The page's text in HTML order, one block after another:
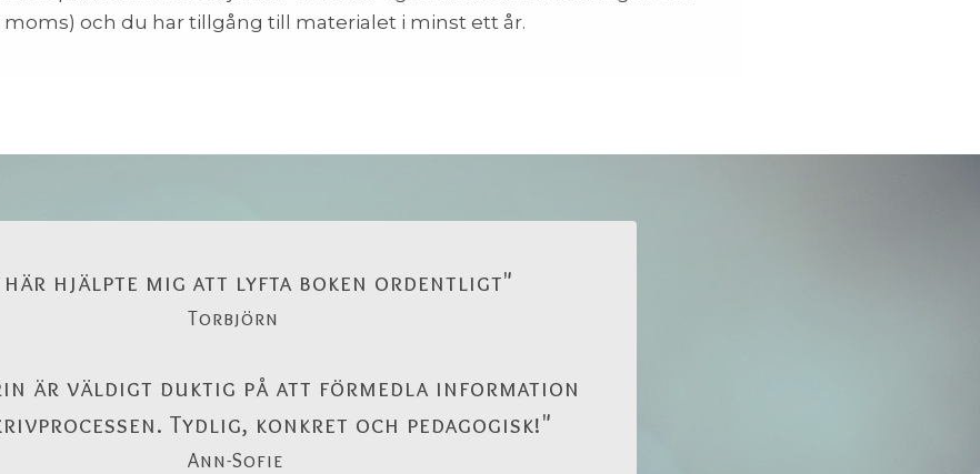
moms) och du har tillgång till materialet i minst ett år.
här hjälpte mig att lyfta boken ordentligt"
Torbjörn
är väldigt duktig på att förmedla information
Tydlig, konkret och pedagogisk!"
Ann-Sofie